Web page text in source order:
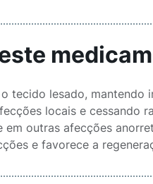
o tecido lesado,
locais e cessando
em outras afecções
e favorece a